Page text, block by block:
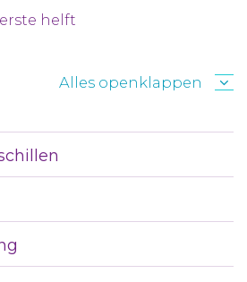
helft
Alles openklappen